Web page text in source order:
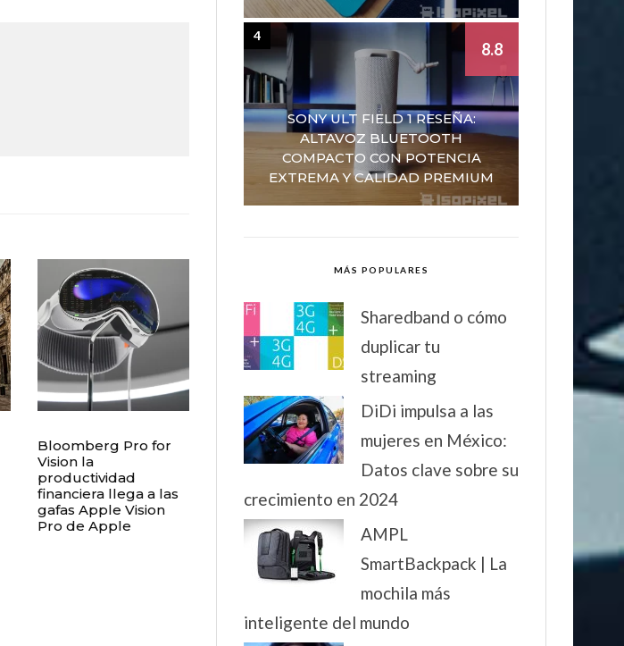
Bloomberg Pro for
Vision la
productividad
financiera llega a las
gafas Apple Vision
Pro de Apple
SONY ULT FIELD 1 RESEÑA:
ALTAVOZ BLUETOOTH
COMPACTO CON POTENCIA
EXTREMA Y CALIDAD PREMIUM
8.8
4
MÁS POPULARES
Sharedband o cómo
duplicar tu
streaming
DiDi impulsa a las
mujeres en México:
Datos clave sobre su
crecimiento en 2024
AMPL
SmartBackpack | La
mochila más
inteligente del mundo